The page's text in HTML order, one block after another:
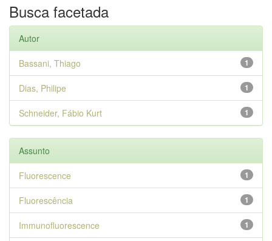
Busca facetada
Autor
1
Bassani, Thiago
1
Dias, Philipe
1
Schneider, Fábio Kurt
Assunto
1
Fluorescence
1
Fluorescência
1
Immunofluorescence